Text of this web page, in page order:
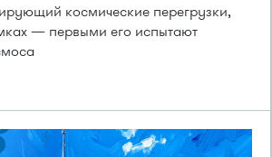
космические перегрузки,
— первыми его испытают